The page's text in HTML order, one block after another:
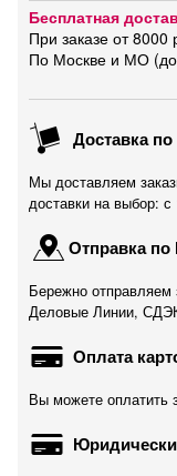
Бесплатная
При заказе от 8000
По Москве и МО
Доставка
Мы доставляем
доставки на выбор:
Отправка по
Бережно отправляем
Деловые Линии,
Оплата
Вы можете оплатить